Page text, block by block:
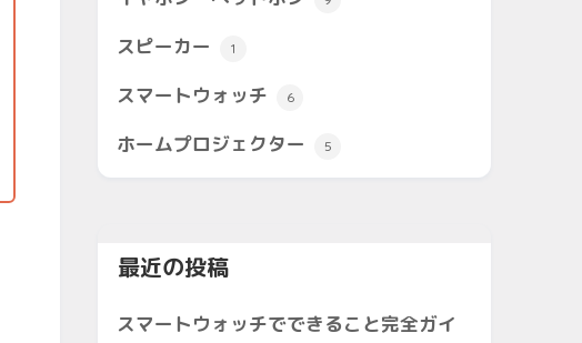
スピーカー 1
スマートウォッチ 6
ホームプロジェクター 5
最近の投稿
スマートウォッチでできること完全ガイ